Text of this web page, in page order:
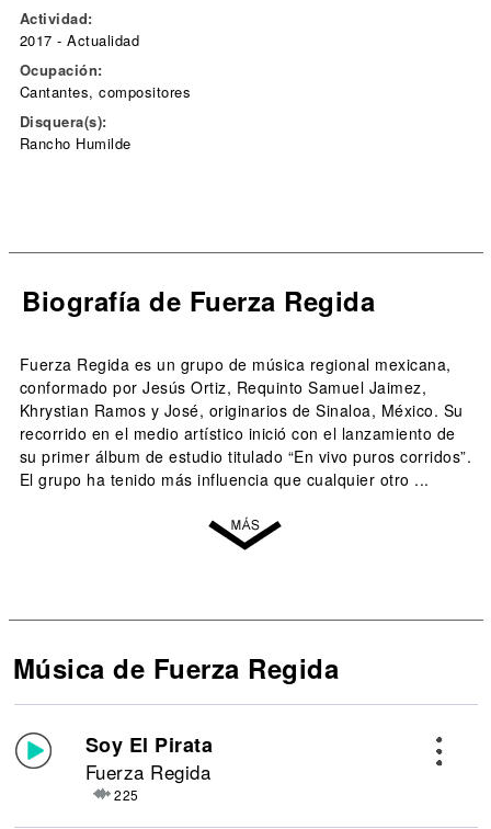
Actividad:
2017 - Actualidad
Ocupación:
Cantantes, compositores
Disquera(s):
Rancho Humilde
Biografía de Fuerza Regida
Fuerza Regida es un grupo de música regional mexicana,
conformado por Jesús Ortiz, Requinto Samuel Jaimez,
Khrystian Ramos y José, originarios de Sinaloa, México. Su
recorrido en el medio artístico inició con el lanzamiento de
su primer álbum de estudio titulado “En vivo puros corridos”.
El grupo ha tenido más influencia que cualquier otro ...
Música de Fuerza Regida
Soy El Pirata
Fuerza Regida
225